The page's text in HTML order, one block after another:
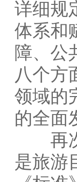
详细规
体系和
障、公
八个方
领域的
的全面
再次
是旅游